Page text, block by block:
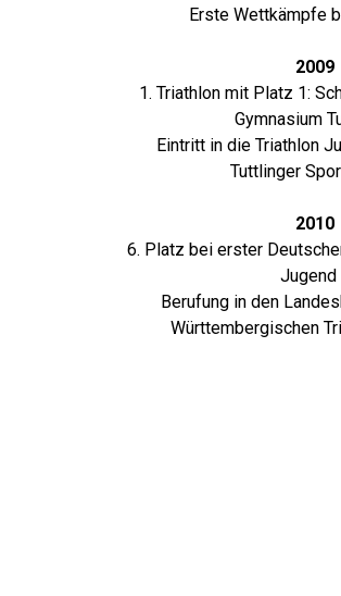
Erste Wettkämpfe
2009
1. Triathlon mit Platz 1:
Gymnasium
Eintritt in die Triathlon
Tuttlinger
2010
6. Platz bei erster
Jugend
Berufung in den
Württembergischen